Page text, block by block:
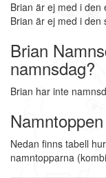
Brian är ej med i den
Brian är ej med i den
Brian
namnsdag?
Brian har inte
Nedan finns tabell
namntopparna